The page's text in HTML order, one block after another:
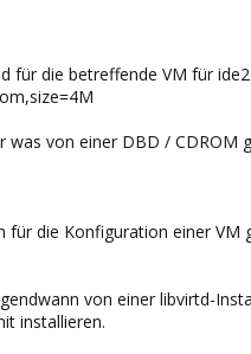
für die betreffende VM für
von einer DBD / CDROM
die Konfiguration einer
von einer libvirtd-
installieren.